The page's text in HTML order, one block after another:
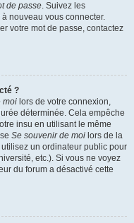
de passe. Suivez les
nouveau vous connecter.
votre mot de passe, contactez
?
moi lors de votre connexion,
déterminée. Cela empêche
insu en utilisant le même
Se souvenir de moi lors de la
un ordinateur public pour
etc.). Si vous ne voyez
du forum a désactivé cette